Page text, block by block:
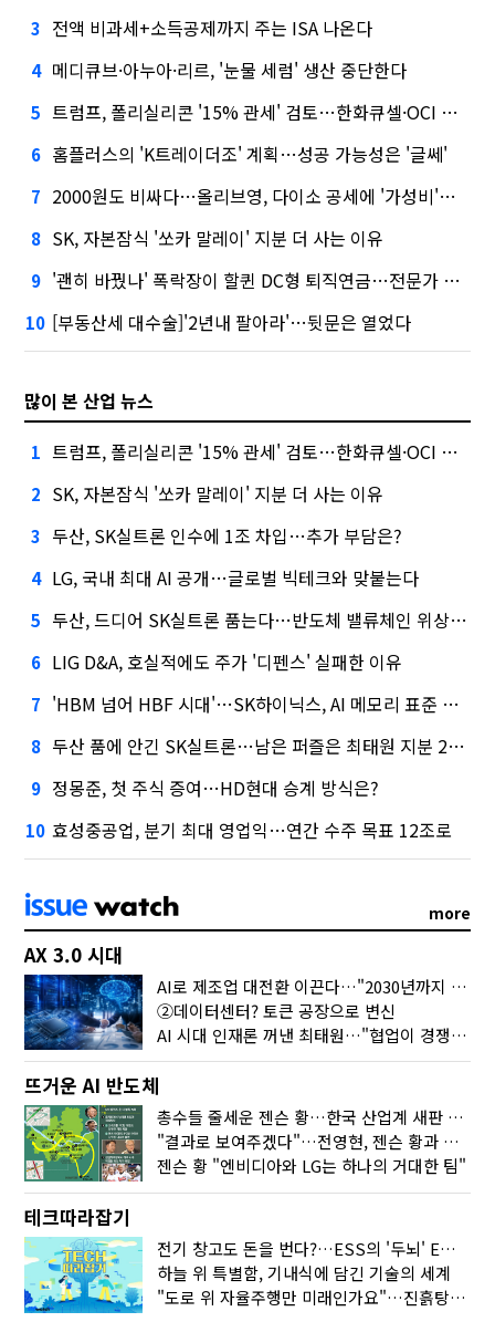
3 전액 비과세+소득공제까지 주는 ISA 나온다
4 메디큐브·아누아·리르, '눈물 세럼' 생산 중단한다
5 트럼프, 폴리실리콘 '15% 관세' 검토…한화큐셀·OCI 영향은?
6 홈플러스의 'K트레이더조' 계획…성공 가능성은 '글쎄'
7 2000원도 비싸다…올리브영, 다이소 공세에 '가성비'로 맞불
8 SK, 자본잠식 '쏘카 말레이' 지분 더 사는 이유
9 '괜히 바꿨나' 폭락장이 할퀸 DC형 퇴직연금…전문가 조언은
10 [부동산세 대수술]'2년내 팔아라'…뒷문은 열었다
많이 본 산업 뉴스
1 트럼프, 폴리실리콘 '15% 관세' 검토…한화큐셀·OCI 영향은?
2 SK, 자본잠식 '쏘카 말레이' 지분 더 사는 이유
3 두산, SK실트론 인수에 1조 차입…추가 부담은?
4 LG, 국내 최대 AI 공개…글로벌 빅테크와 맞붙는다
5 두산, 드디어 SK실트론 품는다…반도체 밸류체인 위상 강화
6 LIG D&A, 호실적에도 주가 '디펜스' 실패한 이유
7 'HBM 넘어 HBF 시대'…SK하이닉스, AI 메모리 표준 선점 나섰다
8 두산 품에 안긴 SK실트론…남은 퍼즐은 최태원 지분 29.4%
9 정몽준, 첫 주식 증여…HD현대 승계 방식은?
10 효성중공업, 분기 최대 영업익…연간 수주 목표 12조로
more
AX 3.0 시대
AI로 제조업 대전환 이끈다…"2030년까지 민관합동 20조 투자"
②데이터센터? 토큰 공장으로 변신
AI 시대 인재론 꺼낸 최태원…"협업이 경쟁력"
뜨거운 AI 반도체
총수들 줄세운 젠슨 황…한국 산업계 새판 짰다
"결과로 보여주겠다"…전영현, 젠슨 황과 HBM5 논의
젠슨 황 "엔비디아와 LG는 하나의 거대한 팀"
테크따라잡기
전기 창고도 돈을 번다?…ESS의 '두뇌' EMO가 뭐길래
하늘 위 특별함, 기내식에 담긴 기술의 세계
"도로 위 자율주행만 미래인가요"…진흙탕서 길 내는 HD현대 AI 기술